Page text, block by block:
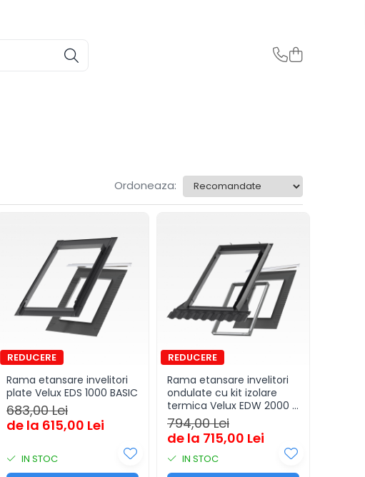
Ordoneaza:
Rama etansare invelitori
plate Velux EDS 1000 BASIC
683,00 Lei
de la 615,00 Lei
IN STOC
Rama etansare invelitori
ondulate cu kit izolare
termica Velux EDW 2000 +
BDX ENERGY
794,00 Lei
de la 715,00 Lei
IN STOC